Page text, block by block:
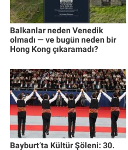
Balkanlar neden Venedik
olmadı — ve bugün neden bir
Hong Kong çıkaramadı?
Bayburt’ta Kültür Şöleni: 30.